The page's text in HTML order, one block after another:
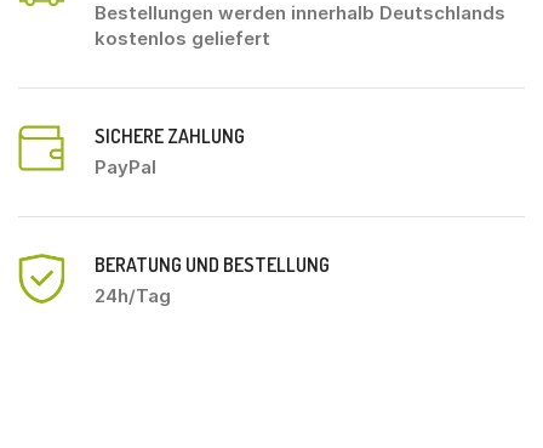
Bestellungen werden innerhalb Deutschlands
kostenlos geliefert
SICHERE ZAHLUNG
PayPal
BERATUNG UND BESTELLUNG
24h/Tag